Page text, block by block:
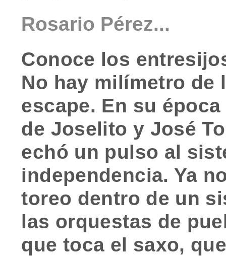
Rosario Pérez...
Conoce los
No hay milímetro de
escape. En su
de Joselito y José
echó un pulso al
independencia. Ya
toreo dentro de un
las orquestas de
que toca el saxo,